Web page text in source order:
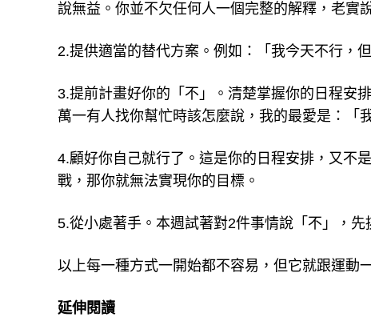
說無益。你並不欠任何人一個完整的解釋，老實
2.提供適當的替代方案。例如：「我今天不行，
3.提前計畫好你的「不」。清楚掌握你的日程安
萬一有人找你幫忙時該怎麼說，我的最愛是：「
4.顧好你自己就行了。這是你的日程安排，又不
戰，那你就無法實現你的目標。
5.從小處著手。本週試著對2件事情說「不」，先
以上每一種方式一開始都不容易，但它就跟運動
延伸閱讀